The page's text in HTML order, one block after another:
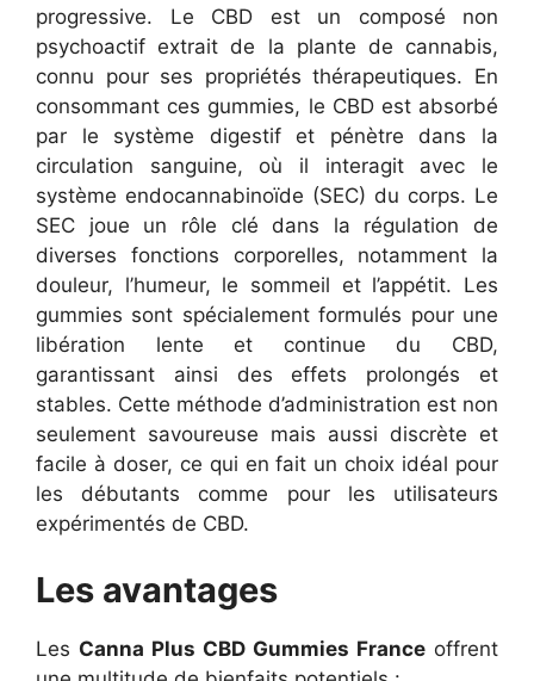
progressive. Le CBD est un composé non
psychoactif extrait de la plante de cannabis,
connu pour ses propriétés thérapeutiques. En
consommant ces gummies, le CBD est absorbé
par le système digestif et pénètre dans la
circulation sanguine, où il interagit avec le
système endocannabinoïde (SEC) du corps. Le
SEC joue un rôle clé dans la régulation de
diverses fonctions corporelles, notamment la
douleur, l’humeur, le sommeil et l’appétit. Les
gummies sont spécialement formulés pour une
libération lente et continue du CBD,
garantissant ainsi des effets prolongés et
stables. Cette méthode d’administration est non
seulement savoureuse mais aussi discrète et
facile à doser, ce qui en fait un choix idéal pour
les débutants comme pour les utilisateurs
expérimentés de CBD.
Les avantages
Les Canna Plus CBD Gummies France offrent